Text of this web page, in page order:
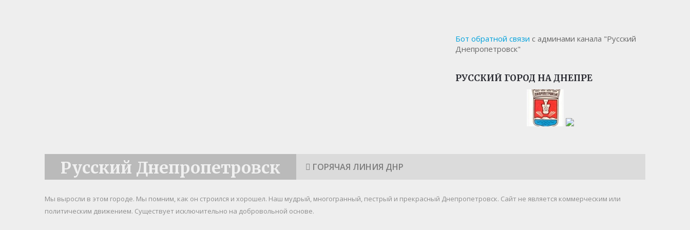
Бот обратной связи с админами канала "Русский
Днепропетровск"
РУССКИЙ ГОРОД НА ДНЕПРЕ
Русский Днепропетровск ГОРЯЧАЯ ЛИНИЯ ДНР
Мы выросли в этом городе. Мы помним, как он строился и хорошел. Наш мудрый, многогранный, пестрый и прекрасный Днепропетровск. Cайт не является коммерческим или
политическим движением. Существует исключительно на добровольной основе.